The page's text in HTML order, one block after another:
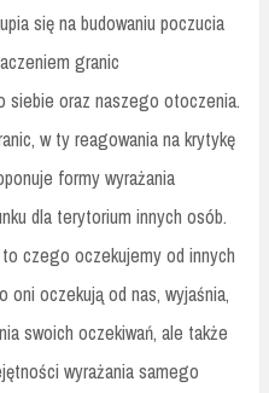
się na budowaniu poczucia
granic
siebie oraz naszego otoczenia.
w ty reagowania na krytykę
formy wyrażania
dla terytorium innych osób.
czego oczekujemy od innych
oni oczekują od nas, wyjaśnia,
swoich oczekiwań, ale także
wyrażania samego